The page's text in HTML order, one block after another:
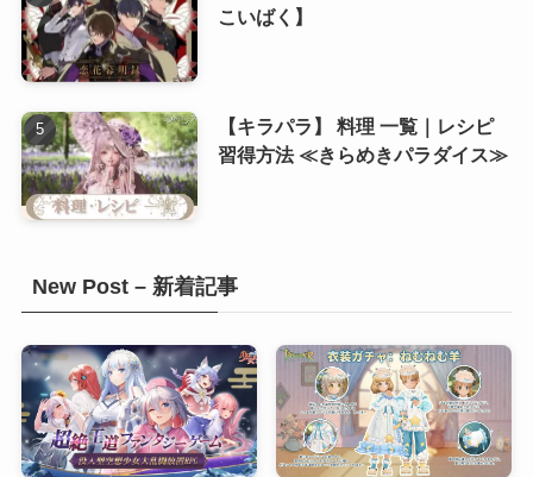
こいばく】
【キラパラ】 料理 一覧｜レシピ
習得方法 ≪きらめきパラダイス≫
New Post – 新着記事